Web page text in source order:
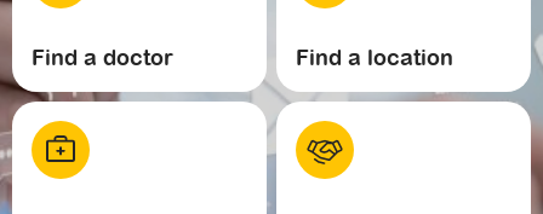
Find a doctor Find a location